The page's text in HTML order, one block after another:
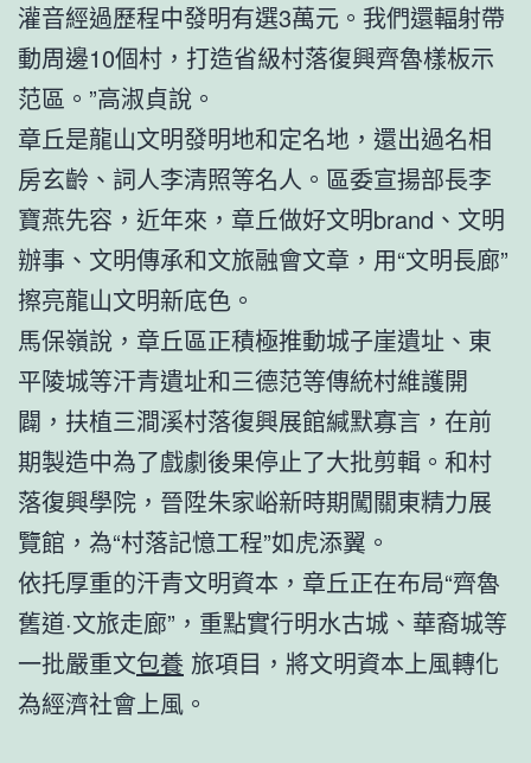
灌音經過歷程中發明有選3萬元。我們還輻射帶
動周邊10個村，打造省級村落復興齊魯樣板示
范區。”高淑貞說。
章丘是龍山文明發明地和定名地，還出過名相
房玄齡、詞人李清照等名人。區委宣揚部長李
寶燕先容，近年來，章丘做好文明brand、文明
辦事、文明傳承和文旅融會文章，用“文明長廊”
擦亮龍山文明新底色。
馬保嶺說，章丘區正積極推動城子崖遺址、東
平陵城等汗青遺址和三德范等傳統村維護開
闢，扶植三澗溪村落復興展館緘默寡言，在前
期製造中為了戲劇後果停止了大批剪輯。和村
落復興學院，晉陞朱家峪新時期闖關東精力展
覽館，為“村落記憶工程”如虎添翼。
依托厚重的汗青文明資本，章丘正在布局“齊魯
舊道·文旅走廊”，重點實行明水古城、華裔城等
一批嚴重文包養 旅項目，將文明資本上風轉化
為經濟社會上風。